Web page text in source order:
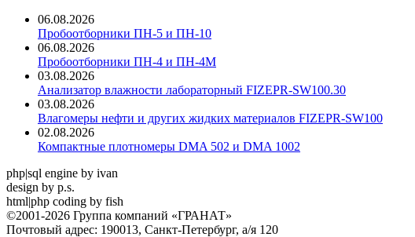
06.08.2026
Пробоотборники ПН-5 и ПН-10
06.08.2026
Пробоотборники ПН-4 и ПН-4М
03.08.2026
Анализатор влажности лабораторный FIZEPR-SW100.30
03.08.2026
Влагомеры нефти и других жидких материалов FIZEPR-SW100
02.08.2026
Компактные плотномеры DMA 502 и DMA 1002
php|sql engine by ivan
design by p.s.
html|php coding by fish
©2001-2026 Группа компаний «ГРАНАТ»
Почтовый адрес: 190013, Санкт-Петербург, а/я 120